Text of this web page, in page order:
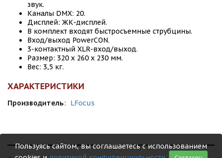
звук.
Каналы DMX: 20.
Дисплей: ЖК-дисплей.
В комплект входят быстросъемные струбцины.
Вход/выход PowerCON.
3-контактный XLR-вход/выход.
Размер: 320 x 260 x 230 мм.
Вес: 3,5 кг.
ХАРАКТЕРИСТИКИ
Производитель: LFocus
Пользуясь сайтом, вы соглашаетесь с использованием